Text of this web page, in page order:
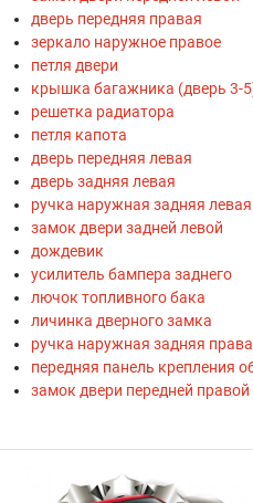
дверь передняя правая
зеркало наружное правое
петля двери
крышка багажника (дверь 3-
решетка радиатора
петля капота
дверь передняя левая
дверь задняя левая
ручка наружная задняя левая
замок двери задней левой
дождевик
усилитель бампера заднего
лючок топливного бака
личинка дверного замка
ручка наружная задняя
передняя панель крепления
замок двери передней правой